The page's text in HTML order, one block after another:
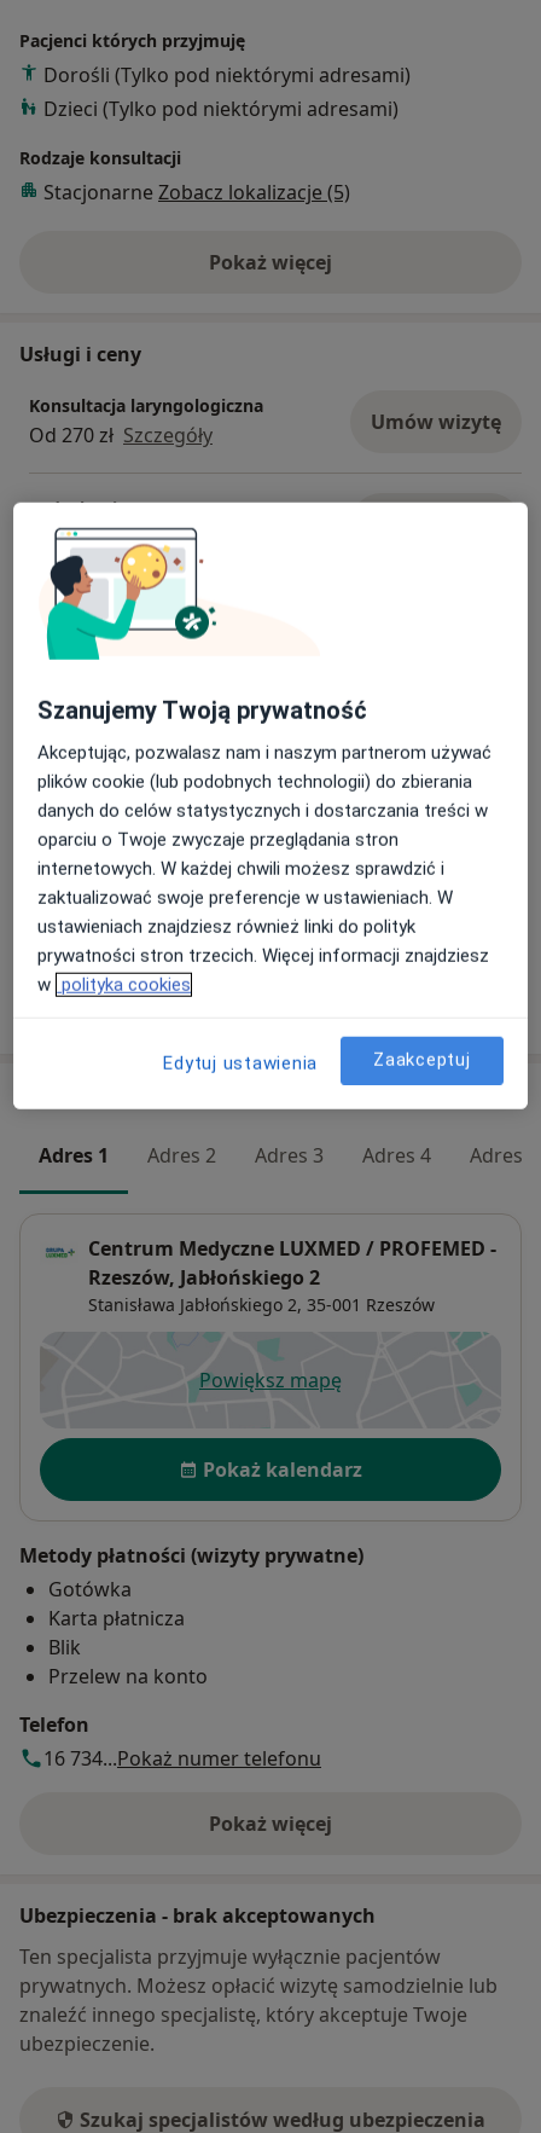
Pacjenci których przyjmuję
Dorośli (Tylko pod niektórymi adresami)
Dzieci (Tylko pod niektórymi adresami)
Rodzaje konsultacji
Stacjonarne Zobacz lokalizacje (5)
Pokaż więcejo doświadczeniu
Usługi i ceny
Konsultacja laryngologiczna
Od 270 zł Szczegóły Umów wizytę
Endoskopia
Od 354 zł Szczegóły
Konsultacja laryngologa
dziecięcego
Od 279 zł
Konsultacja laryngologiczna +
fiberoskopia
Od 469 zł Szczegóły
Umów wizytę
Konsultacja laryngologiczna dzieci
Od 270 zł Szczegóły Umów wizytę
+ 2 usługi
Adres 1 Adres 2 Adres 3 Adres 4 Adres 5
Centrum Medyczne LUXMED / PROFEMED -
Rzeszów, Jabłońskiego 2
Stanisława Jabłońskiego 2, 35-001 Rzeszów
Powiększ mapęotwiera się w nowej karcie
Dostępność
Pokaż kalendarz
Metody płatności (wizyty prywatne)
Gotówka
Karta płatnicza
Blik
Przelew na konto
Telefon
16 734...Pokaż numer telefonu
Pokaż więcej
o adresie
Ubezpieczenia - brak akceptowanych
Ten specjalista przyjmuje wyłącznie pacjentów
prywatnych. Możesz opłacić wizytę samodzielnie lub
znaleźć innego specjalistę, który akceptuje Twoje
ubezpieczenie.
Szukaj specjalistów według ubezpieczenia
Szanujemy Twoją prywatność
Akceptując, pozwalasz nam i naszym partnerom używać
plików cookie (lub podobnych technologii) do zbierania
danych do celów statystycznych i dostarczania treści w
oparciu o Twoje zwyczaje przeglądania stron
internetowych. W każdej chwili możesz sprawdzić i
zaktualizować swoje preferencje w ustawieniach. W
ustawieniach znajdziesz również linki do polityk
prywatności stron trzecich. Więcej informacji znajdziesz
w polityka cookies
Edytuj ustawienia Zaakceptuj